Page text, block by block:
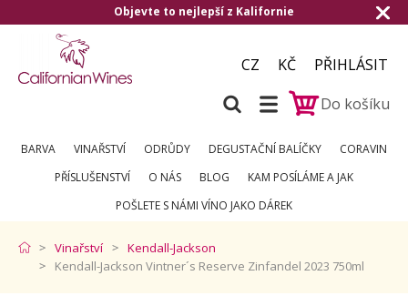
to nejlepší z Kalifornie Doručení
CZ KČ
PŘIHLÁSIT
Do košíku
BARVA VINAŘSTVÍ ODRŮDY DEGUSTAČNÍ BALÍČKY
CORAVIN
PŘÍSLUŠENSTVÍ
O NÁS BLOG
KAM POSÍLÁME A JAK
POŠLETE S NÁMI VÍNO JAKO DÁREK
Vinařství
Kendall-Jackson
Kendall-Jackson Vintner´s Reserve Zinfandel 2023 750ml